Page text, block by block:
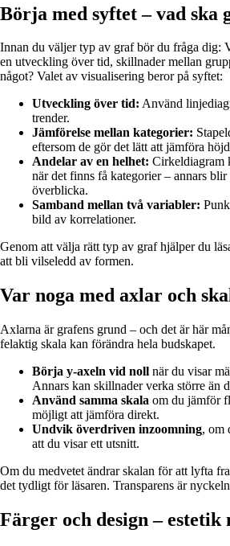
Börja med syftet – vad ska
Innan du väljer typ av graf bör du fråga dig:
en utveckling över tid, skillnader mellan
något? Valet av visualisering beror på syftet:
Utveckling över tid: Använd
trender.
Jämförelse mellan kategorier:
eftersom de gör det lätt att jämföra
Andelar av en helhet: Cirkeldiagram
när det finns få kategorier – annars blir
överblicka.
Samband mellan två variabler:
bild av korrelationer.
Genom att välja rätt typ av graf hjälper du
att bli vilseledd av formen.
Var noga med axlar och
Axlarna är grafens grund – och det är här
felaktig skala kan förändra hela budskapet.
Börja y-axeln vid noll när du visar
Annars kan skillnader verka större än
Använd samma skala om du jämför
möjligt att jämföra direkt.
Undvik överdriven inzoomning, om
att du visar ett utsnitt.
Om du medvetet ändrar skalan för att lyfta
det tydligt för läsaren. Transparens är
Färger och design – estetik